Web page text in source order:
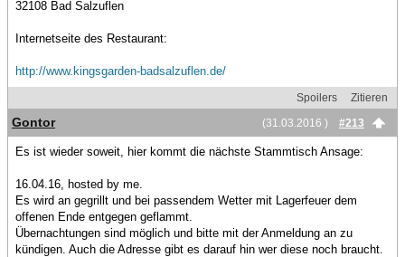
32108 Bad Salzuflen
Internetseite des Restaurant:
http://www.kingsgarden-badsalzuflen.de/
Spoilers
Zitieren
(31.03.2016 )
#213
Gontor
Es ist wieder soweit, hier kommt die nächste Stammtisch Ansage:
16.04.16, hosted by me.
Es wird an gegrillt und bei passendem Wetter mit Lagerfeuer dem
offenen Ende entgegen geflammt.
Übernachtungen sind möglich und bitte mit der Anmeldung an zu
kündigen. Auch die Adresse gibt es darauf hin wer diese noch braucht.